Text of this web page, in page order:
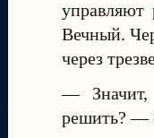
Вечный.
через
—
решить? —